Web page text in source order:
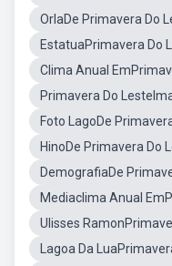
OrlaDe Primavera Do
EstatuaPrimavera Do
Clima Anual
Primavera Do
Foto LagoDe
HinoDe Primavera Do
DemografiaDe
Mediaclima Anual
Ulisses
Lagoa Da